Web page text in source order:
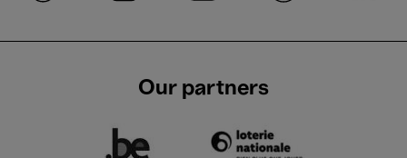
Our partners